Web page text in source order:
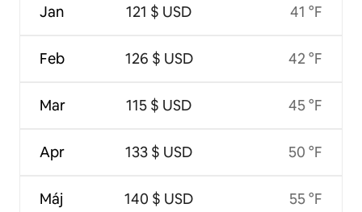
Jan
Feb
Mar
Apr
Máj
121 $ USD
126 $ USD
115 $ USD
133 $ USD
140 $ USD
41 °F
42 °F
45 °F
50 °F
55 °F